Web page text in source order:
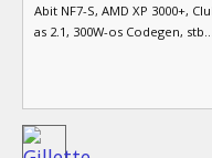
Abit NF7-S, AMD XP 3000+,
as 2.1, 300W-os Codegen, stb...